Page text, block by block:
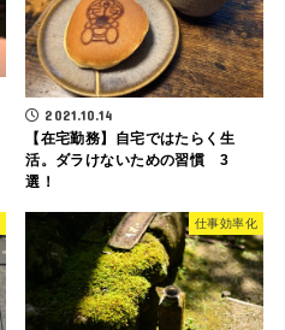
2021.10.14
【在宅勤務】自宅ではたらく生
活。ダラけないための習慣 3
選！
仕事効率化